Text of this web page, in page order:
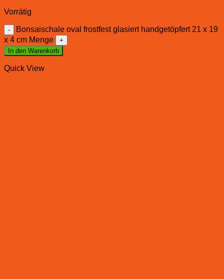
Vorrätig
Bonsaischale oval frostfest glasiert handgetöpfert 21 x 19
x 4 cm Menge
In den Warenkorb
Quick View